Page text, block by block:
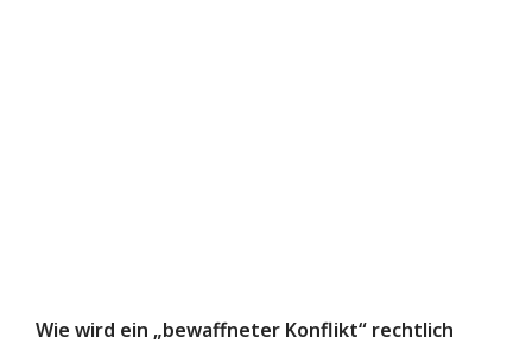
Wie wird ein „bewaffneter Konflikt“ rechtlich